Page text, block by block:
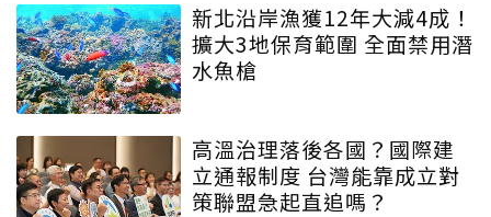
新北沿岸漁獲12年大減4成！
擴大3地保育範圍 全面禁用潛
水魚槍
高溫治理落後各國？國際建
立通報制度 台灣能靠成立對
策聯盟急起直追嗎？